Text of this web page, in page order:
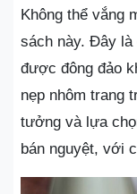
Không thể vắng
sách này. Đây là
được đông đảo
nẹp nhôm trang
tưởng và lựa
bán nguyệt, với